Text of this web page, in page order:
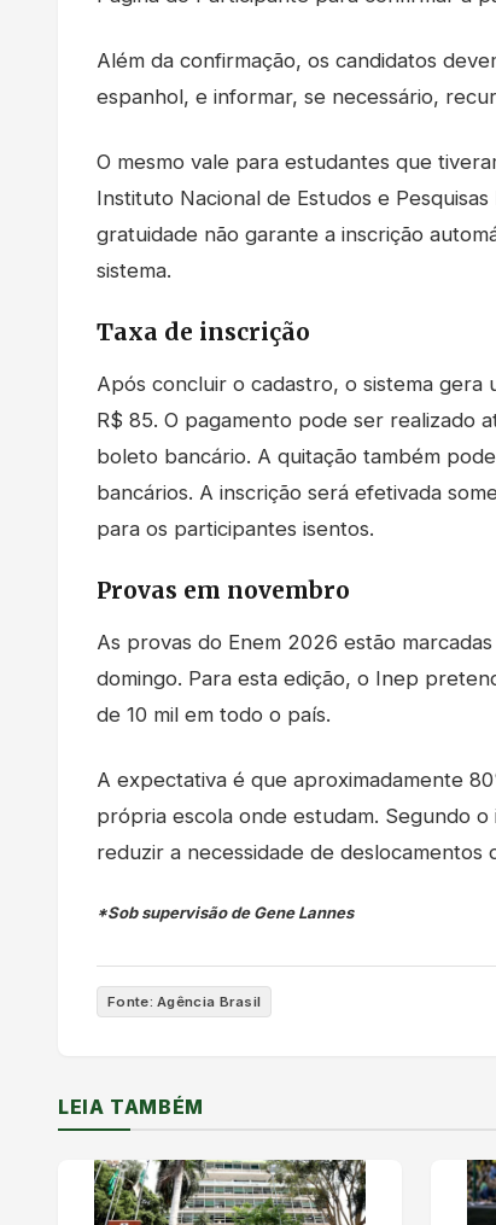
Além da confirmação, os candidatos
espanhol, e informar, se necessário,
O mesmo vale para estudantes que
Instituto Nacional de Estudos e
gratuidade não garante a inscrição
sistema.
Taxa de inscrição
Após concluir o cadastro, o sistema gera
R$ 85. O pagamento pode ser realizado
boleto bancário. A quitação também
bancários. A inscrição será efetivada
para os participantes isentos.
Provas em novembro
As provas do Enem 2026 estão
domingo. Para esta edição, o Inep
de 10 mil em todo o país.
A expectativa é que aproximadamente
própria escola onde estudam. Segundo
reduzir a necessidade de deslocamentos
*Sob supervisão de Gene Lannes
Fonte: Agência Brasil
LEIA TAMBÉM